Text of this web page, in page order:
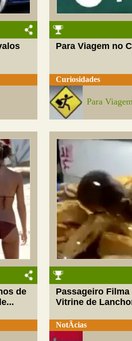
Para Viagem no
Curiosidades
Para Viagem
de
Passageiro Filma
Vitrine de
NotÃ­cias